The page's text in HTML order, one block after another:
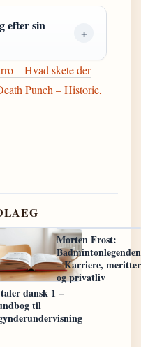
efter sin
– Hvad skete der
Punch – Historie,
dansk 1 –
til
Morten Frost:
Badmintonlegenden
– Karriere, meritter
og privatliv